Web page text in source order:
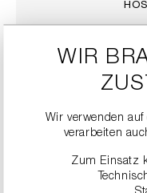
WIR
Wir verwenden auf
verarbeiten
Zum Einsatz